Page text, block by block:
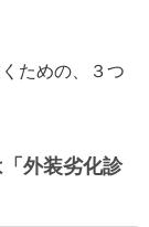
ための、３つ
外装劣化診